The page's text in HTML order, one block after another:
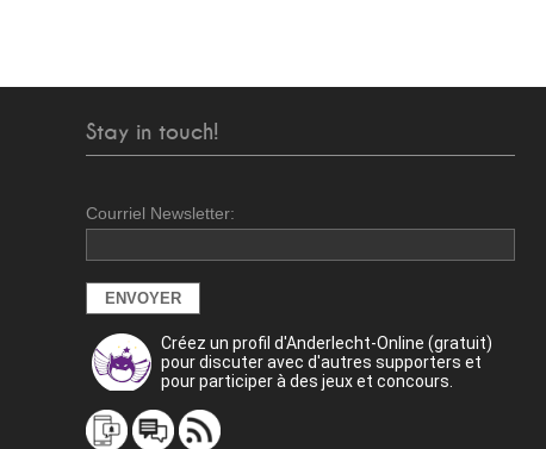
Stay in touch!
Courriel Newsletter:
Créez un profil d'Anderlecht-Online (gratuit)
pour discuter avec d'autres supporters et
pour participer à des jeux et concours.